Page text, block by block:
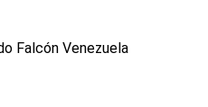
Falcón Venezuela